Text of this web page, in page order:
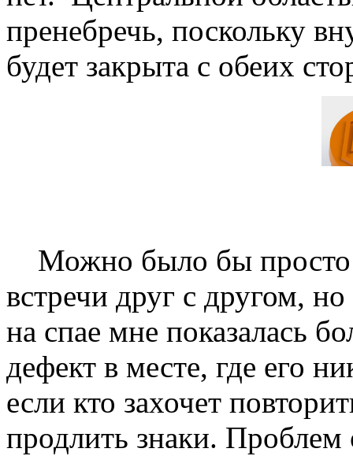
пренебречь, поскольку
будет закрыта с обеих
Можно было бы просто
встречи друг с другом,
на спае мне показалась
дефект в месте, где его
если кто захочет
продлить знаки. Проблем